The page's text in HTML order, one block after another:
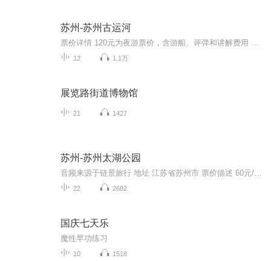
苏州-苏州古运河
12 1.1万
展览路街道博物馆
21 1427
苏州-苏州太湖公园
22 2682
国庆七天乐
魔性早功练习
10 1518